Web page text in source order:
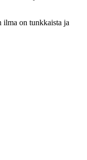
ilma on tunkkaista ja